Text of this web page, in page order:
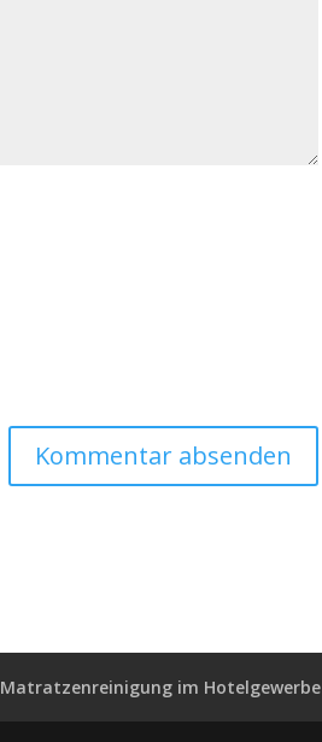
Matratzenreinigung im Hotelgewerbe